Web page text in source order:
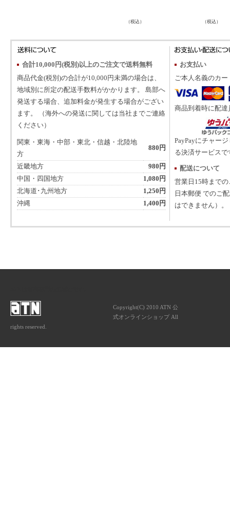
（税込） （税込）
合計10,000円(税別)以上のご注文で送料無料
商品代金(税別)の合計が10,000円未満の場合は、
地域別に所定の配送手数料がかかります。 島部へ
発送する場合、追加料金が発生する場合がござい
ます。 （海外への発送に関しては当社までご連絡
ください）
関東・東海・中部・東北・信越・北陸地
方
880円
近畿地方
980円
中国・四国地方
1,080円
北海道･九州地方
1,250円
沖縄
1,400円
お支払い
ご本人名義のカ
商品到着時に配
PayPayにチャー
る決済サービスで
配送について
営業日15時まで
日本郵便 でのご
はできません）。
Copyright(C) 2010 ATN 公
式オンラインショップ All
rights reserved.